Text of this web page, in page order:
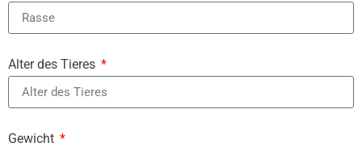
Alter des Tieres
Gewicht